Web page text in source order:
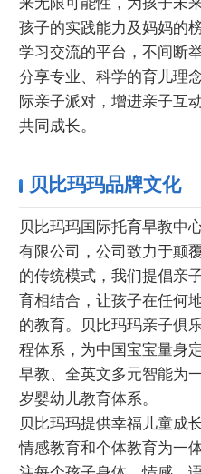
孩子的实践能力及妈妈的
学习交流的平台，不间断
分享专业、科学的育儿理
际亲子派对，增进亲子互
共同成长。
贝比玛玛品牌文化
贝比玛玛国际托育早教中
有限公司，公司致力于颠
的传统模式，我们提倡亲
育相结合，让孩子在任何
的教育。贝比玛玛亲子俱
程体系，为中国宝宝量身
早教、全英文多元智能为
岁婴幼儿教育体系。
贝比玛玛提供幸福儿童成
情感教育和个体教育为一